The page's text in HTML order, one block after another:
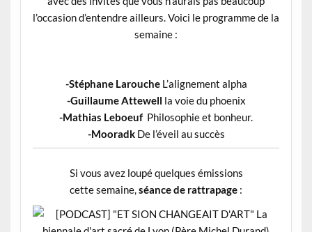
l’occasion d’entendre ailleurs. Voici le programme de la
semaine :
-Stéphane LaroucheL’alignement alpha
-Guillaume Attewell la voie du phoenix
-Mathias Leboeuf Philosophie et bonheur.
-MooradkDe l’éveil au succès
Si vous avez loupé quelques émissions
cette semaine,séance de rattrapage :